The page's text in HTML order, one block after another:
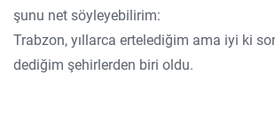
şunu net söyleyebilirim:
Trabzon, yıllarca ertelediğim ama iyi ki
dediğim şehirlerden biri oldu.